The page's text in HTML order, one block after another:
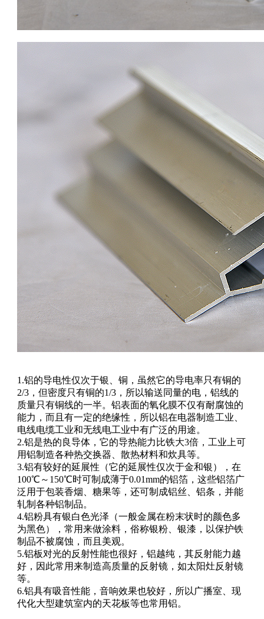
1.铝的导电性仅次于银、铜，虽然它的导电率只有铜的
2/3，但密度只有铜的1/3，所以输送同量的电，铝线的
质量只有铜线的一半。铝表面的氧化膜不仅有耐腐蚀的
能力，而且有一定的绝缘性，所以铝在电器制造工业、
电线电缆工业和无线电工业中有广泛的用途。
2.铝是热的良导体，它的导热能力比铁大3倍，工业上可
用铝制造各种热交换器、散热材料和炊具等。
3.铝有较好的延展性（它的延展性仅次于金和银），在
100℃～150℃时可制成薄于0.01mm的铝箔，这些铝箔广
泛用于包装香烟、糖果等，还可制成铝丝、铝条，并能
轧制各种铝制品。
4.铝粉具有银白色光泽（一般金属在粉末状时的颜色多
为黑色），常用来做涂料，俗称银粉、银漆，以保护铁
制品不被腐蚀，而且美观。
5.铝板对光的反射性能也很好，铝越纯，其反射能力越
好，因此常用来制造高质量的反射镜，如太阳灶反射镜
等。
6.铝具有吸音性能，音响效果也较好，所以广播室、现
代化大型建筑室内的天花板等也常用铝。